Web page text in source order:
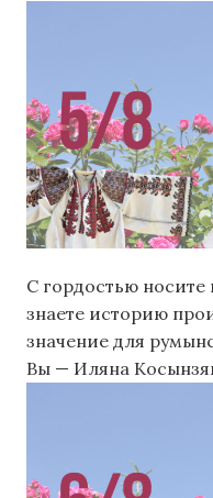
С гордостью
знаете историю
значение для
Вы — Иляна